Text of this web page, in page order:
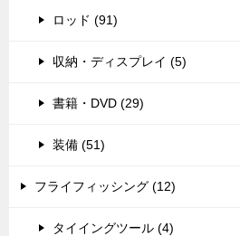
ロッド (91)
収納・ディスプレイ (5)
書籍・DVD (29)
装備 (51)
フライフィッシング (12)
タイイングツール (4)